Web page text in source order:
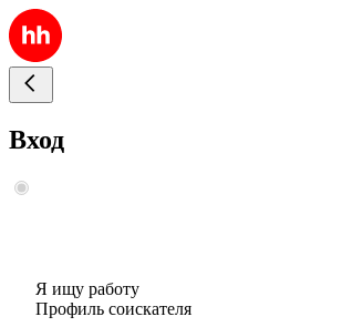
Вход
Я ищу работу
Профиль соискателя